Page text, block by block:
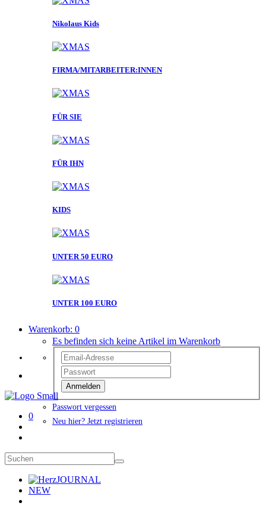
Nikolaus Kids
FIRMA/MITARBEITER:INNEN
FÜR SIE
FÜR IHN
KIDS
UNTER 50 EURO
UNTER 100 EURO
Warenkorb: 0
Es befinden sich keine Artikel im Warenkorb
Anmelden
Passwort vergessen
Neu hier? Jetzt registrieren
0
JOURNAL
NEW